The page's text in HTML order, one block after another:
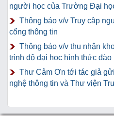
người học của Trường Đại
Thông báo v/v Truy cập
cổng thông tin
Thông báo v/v thu nhận
trình độ đại học hình thức đào
Thư Cảm Ơn tới tác giả
nghệ thông tin và Thư viện